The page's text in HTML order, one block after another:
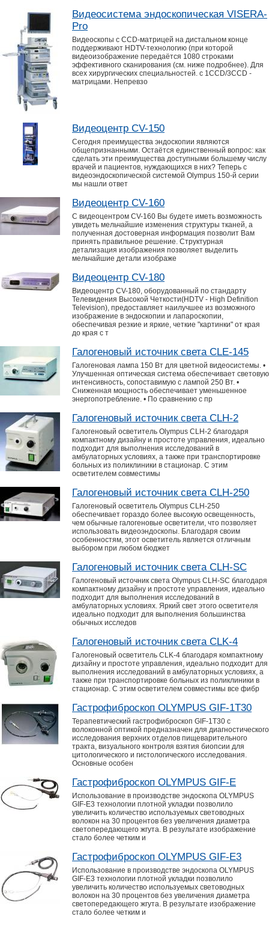
Видеосистема эндоскопическая VISERA-
Pro
Видеоскопы с CCD-матрицей на дистальном конце
поддерживают HDTV-технологию (при которой
видеоизображение передаётся 1080 строками
эффективного сканирования (см. ниже подробнее). Для
всех хирургических специальностей. с 1CCD/3CCD -
матрицами. Непревзо
Видеоцентр CV-150
Сегодня преимущества эндоскопии являются
общепризнанными. Остаётся единственный вопрос: как
сделать эти преимущества доступными большему числу
врачей и пациентов, нуждающихся в них? Теперь с
видеоэндоскопической системой Olympus 150-й серии
мы нашли ответ
Видеоцентр CV-160
C видеоцентром CV-160 Вы будете иметь возможность
увидеть мельчайшие изменения структуры тканей, а
полученная достоверная информация позволит Вам
принять правильное решение. Структурная
детализация изображения позволяет выделить
мельчайшие детали изображе
Видеоцентр CV-180
Видеоцентр CV-180, оборудованный по стандарту
Телевидения Высокой Четкости(HDTV - High Definition
Television), предоставляет наилучшее из возможного
изображение в эндоскопии и лапароскопии,
обеспечивая резкие и яркие, четкие "картинки" от края
до края с т
Галогеновый источник света CLE-145
Галогеновая лампа 150 Вт для цветной видеосистемы. •
Улучшенная оптическая система обеспечивает световую
интенсивность, сопоставимую с лампой 250 Вт. •
Сниженная мощность обеспечивает уменьшенное
энергопотребление. • По сравнению с пр
Галогеновый источник света CLH-2
Галогеновый осветитель Olympus CLH-2 благодаря
компактному дизайну и простоте управления, идеально
подходит для выполнения исследований в
амбулаторных условиях, а также при транспортировке
больных из поликлиники в стационар. С этим
осветителем совместимы
Галогеновый источник света CLH-250
Галогеновый осветитель Olympus CLH-250
обеспечивает гораздо более высокую освещенность,
чем обычные галогеновые осветители, что позволяет
использовать видеоэндоскопы. Благодаря своим
особенностям, этот осветитель является отличным
выбором при любом бюджет
Галогеновый источник света CLH-SC
Галогеновый источник света Olympus CLH-SC благодаря
компактному дизайну и простоте управления, идеально
подходит для выполнения исследований в
амбулаторных условиях. Яркий свет этого осветителя
идеально подходит для выполнения большинства
обычных исследов
Галогеновый источник света CLK-4
Галогеновый осветитель CLK-4 благодаря компактному
дизайну и простоте управления, идеально подходит для
выполнения исследований в амбулаторных условиях, а
также при транспортировке больных из поликлиники в
стационар. С этим осветителем совместимы все фибр
Гастрофиброскоп OLYMPUS GIF-1Т30
Терапевтический гастрофиброскоп GIF-1T30 с
волоконной оптикой предназначен для диагностического
исследования верхних отделов пищеварительного
тракта, визуального контроля взятия биопсии для
цитологического и гистологического исследования.
Основные особен
Гастрофиброскоп OLYMPUS GIF-E
Использование в производстве эндоскопа OLYMPUS
GIF-E3 технологии плотной укладки позволило
увеличить количество используемых световодных
волокон на 30 процентов без увеличения диаметра
светопередающего жгута. В результате изображение
стало более четким и
Гастрофиброскоп OLYMPUS GIF-E3
Использование в производстве эндоскопа OLYMPUS
GIF-E3 технологии плотной укладки позволило
увеличить количество используемых световодных
волокон на 30 процентов без увеличения диаметра
светопередающего жгута. В результате изображение
стало более четким и